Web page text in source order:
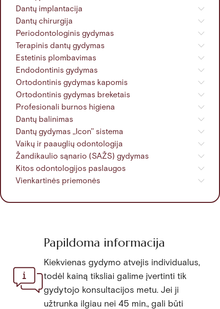
Dantų implantacija
Dantų chirurgija
Periodontologinis gydymas
Terapinis dantų gydymas
Estetinis plombavimas
Endodontinis gydymas
Ortodontinis gydymas kapomis
Ortodontinis gydymas breketais
Profesionali burnos higiena
Dantų balinimas
Dantų gydymas ,,Icon'' sistema
Vaikų ir paauglių odontologija
Žandikaulio sąnario (SAŽS) gydymas
Kitos odontologijos paslaugos
Vienkartinės priemonės
Papildoma informacija
Kiekvienas gydymo atvejis individualus,
todėl kainą tiksliai galime įvertinti tik
gydytojo konsultacijos metu. Jei ji
užtrunka ilgiau nei 45 min., gali būti